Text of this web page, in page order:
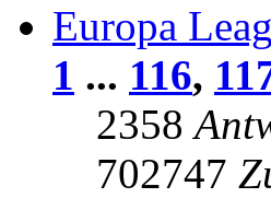
Europa
1 ... 116,
2358
702747